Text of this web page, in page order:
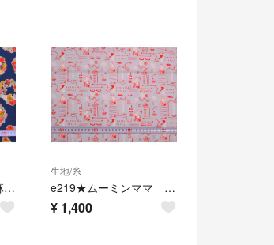
e220★ムーミン 綿麻キャンバス生地★
生地/糸
e219★ムーミンママ オックス生地★
¥ 1,400